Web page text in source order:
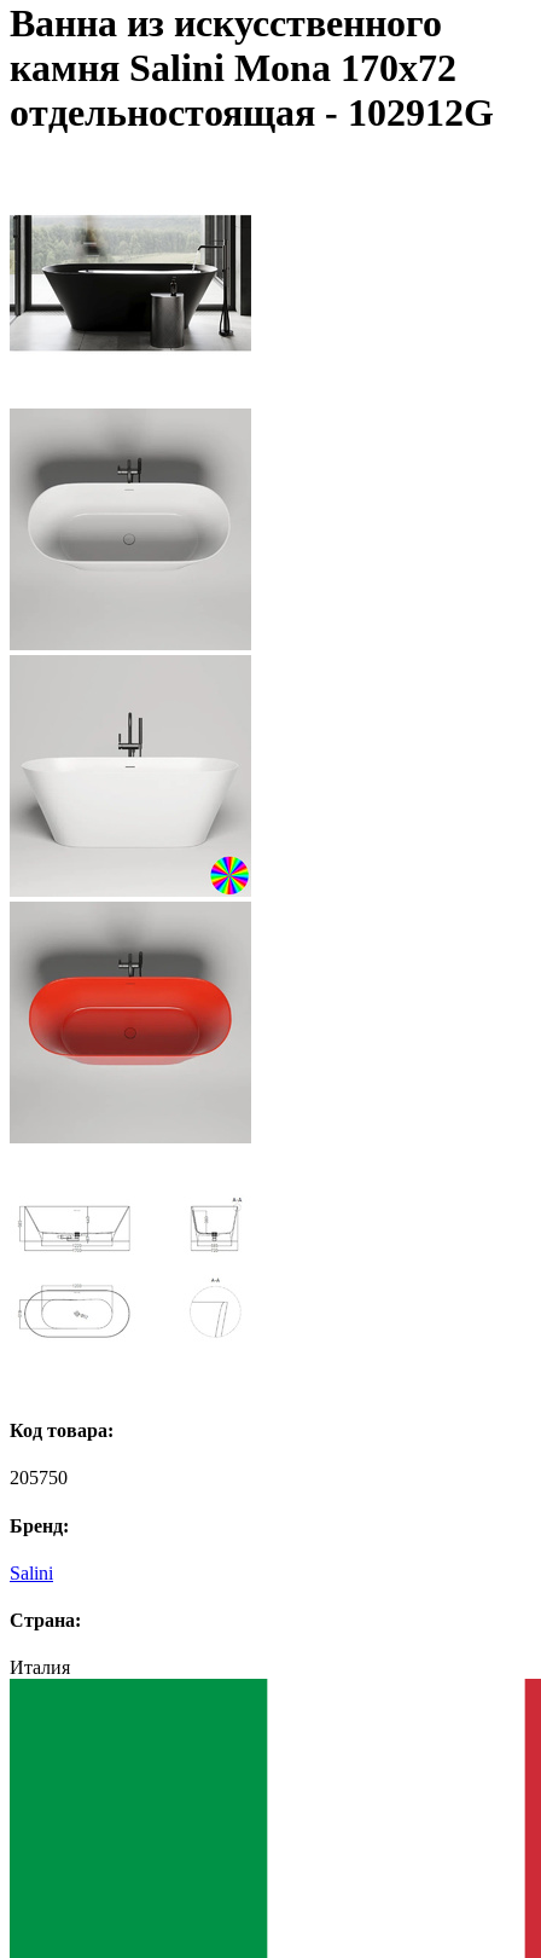
Ванна из искусственного
камня Salini Mona 170x72
отдельностоящая - 102912G
Код товара:
205750
Бренд:
Salini
Страна:
Италия